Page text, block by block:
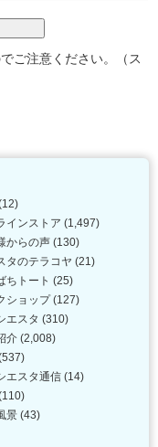
ご注意ください。（ス
インストア (1,497)
からの声 (130)
タのテラコヤ (21)
ちトート (25)
ショップ(127)
エスタ (310)
介 (2,008)
エスタ通信 (14)
景 (43)